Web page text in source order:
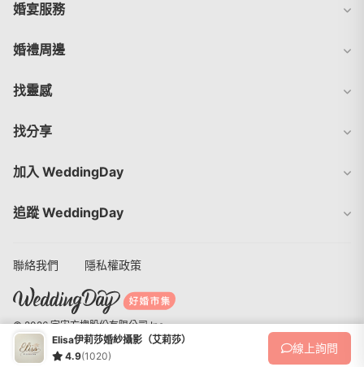
Elisa伊莉莎婚紗攝影（艾莉莎）
4.9(1020)
線上詢問
婚宴服務
婚禮周邊
找靈感
找分享
加入 WeddingDay
追蹤 WeddingDay
聯絡我們 隱私權政策
© 2026 宇宙方塊股份有限公司 Inc.